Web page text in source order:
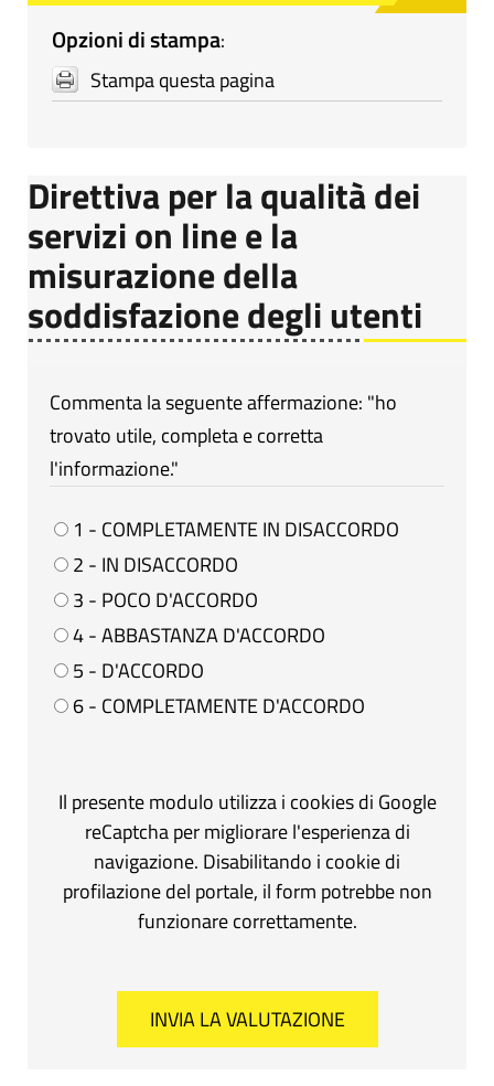
Opzioni di stampa:
Stampa questa pagina
Direttiva per la qualità dei
servizi on line e la
misurazione della
soddisfazione degli utenti
Commenta la seguente affermazione: "ho
trovato utile, completa e corretta
l'informazione."
1 - COMPLETAMENTE IN DISACCORDO
2 - IN DISACCORDO
3 - POCO D'ACCORDO
4 - ABBASTANZA D'ACCORDO
5 - D'ACCORDO
6 - COMPLETAMENTE D'ACCORDO
Il presente modulo utilizza i cookies di Google
reCaptcha per migliorare l'esperienza di
navigazione. Disabilitando i cookie di
profilazione del portale, il form potrebbe non
funzionare correttamente.